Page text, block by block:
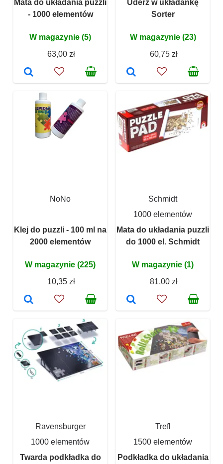
Mata do układania puzzli
- 1000 elementów
W magazynie (5)
63,00 zł
Uderz w układankę
Sorter
W magazynie (23)
60,75 zł
NoNo
Klej do puzzli - 100 ml na
2000 elementów
W magazynie (225)
10,35 zł
Schmidt
1000 elementów
Mata do układania puzzli
do 1000 el. Schmidt
W magazynie (1)
81,00 zł
Ravensburger
1000 elementów
Twarda podkładka do
Trefl
1500 elementów
Podkładka do układania